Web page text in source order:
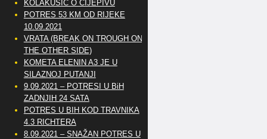
KOLAKUŠIĆ O CIJEPIVU
POTRES 53 KM OD RIJEKE
10.09.2021
VRATA (BREAK ON TROUGH ON
THE OTHER SIDE)
KOMETA ELENIN A3 JE U
SILAZNOJ PUTANJI
9.09.2021 – POTRESI U BiH
ZADNJIH 24 SATA
POTRES U BIH KOD TRAVNIKA
4.3 RICHTERA
8.09.2021 – SNAŽAN POTRES U